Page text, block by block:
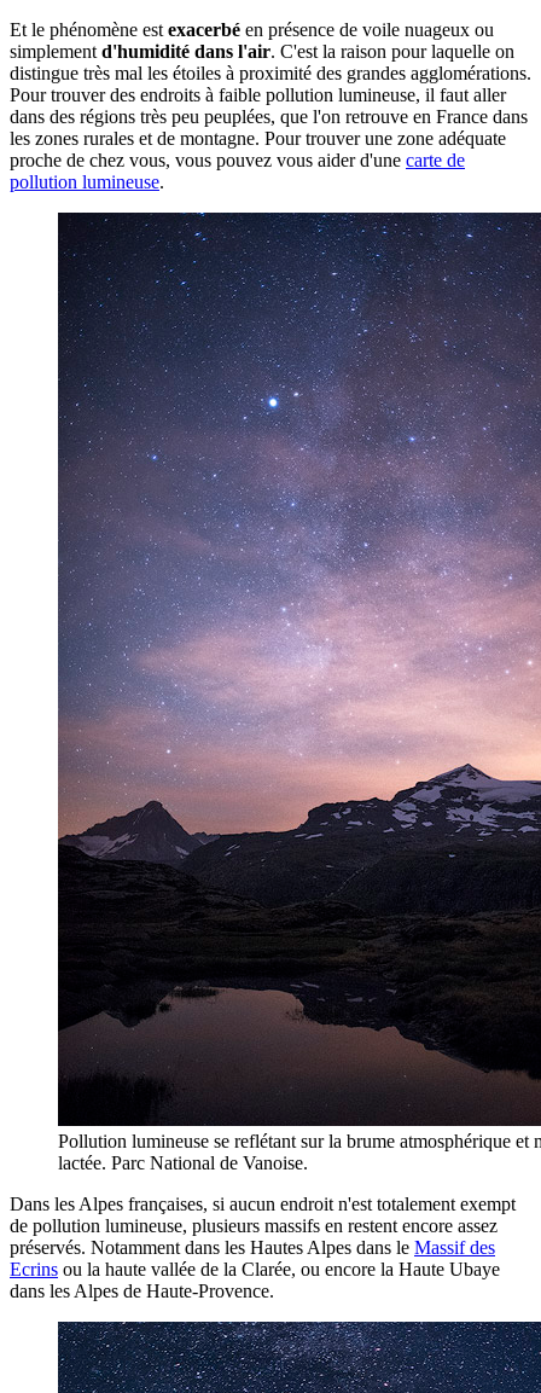
Et le phénomène est exacerbé en présence de voile nuageux ou
simplement d'humidité dans l'air. C'est la raison pour laquelle on
distingue très mal les étoiles à proximité des grandes agglomérations.
Pour trouver des endroits à faible pollution lumineuse, il faut aller
dans des régions très peu peuplées, que l'on retrouve en France dans
les zones rurales et de montagne. Pour trouver une zone adéquate
proche de chez vous, vous pouvez vous aider d'une carte de
pollution lumineuse.
Pollution lumineuse se reflétant sur la brume atmosphérique et
lactée. Parc National de Vanoise.
Dans les Alpes françaises, si aucun endroit n'est totalement exempt
de pollution lumineuse, plusieurs massifs en restent encore assez
préservés. Notamment dans les Hautes Alpes dans le Massif des
Ecrins ou la haute vallée de la Clarée, ou encore la Haute Ubaye
dans les Alpes de Haute-Provence.